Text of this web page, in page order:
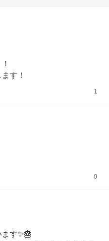
す！
1
0
す✨🎂